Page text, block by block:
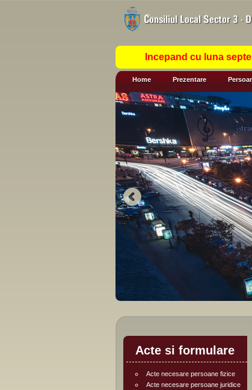
Incepand cu luna
Home Prezentare
Acte si formulare
Acte necesare persoane fizice
Acte necesare persoane juridice